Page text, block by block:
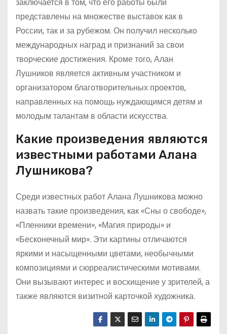
представлены на множестве выставок как в
России, так и за рубежом. Он получил несколько
международных наград и признаний за свои
творческие достижения. Кроме того, Алан
Лушников является активным участником и
организатором благотворительных проектов,
направленных на помощь нуждающимся детям и
молодым талантам в области искусства.
Какие произведения являются
известными работами Алана
Лушникова?
Среди известных работ Алана Лушникова можно
назвать такие произведения, как «Сны о свободе»,
«Пленники времени», «Магия природы» и
«Бесконечный мир». Эти картины отличаются
яркими и насыщенными цветами, необычными
композициями и сюрреалистическими мотивами.
Они вызывают интерес и восхищение у зрителей, а
также являются визитной карточкой художника.